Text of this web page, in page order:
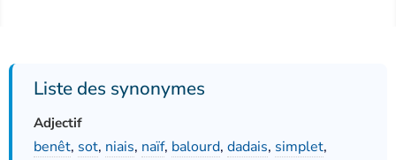
Liste des synonymes
Adjectif
benêt, sot, niais, naïf, balourd, dadais, simplet,